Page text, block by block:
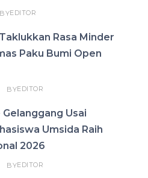
BYEDITOR
Rasa Minder
Paku Bumi Open
BYEDITOR
Usai
Umsida Raih
2026
BYEDITOR